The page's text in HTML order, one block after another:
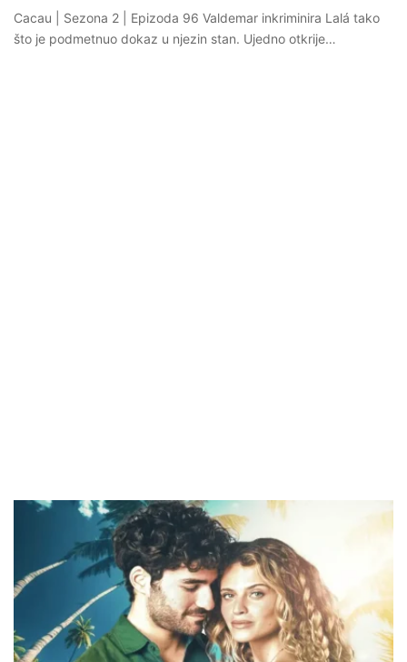
Cacau | Sezona 2 | Epizoda 96 Valdemar inkriminira Lalá tako
što je podmetnuo dokaz u njezin stan. Ujedno otkrije…